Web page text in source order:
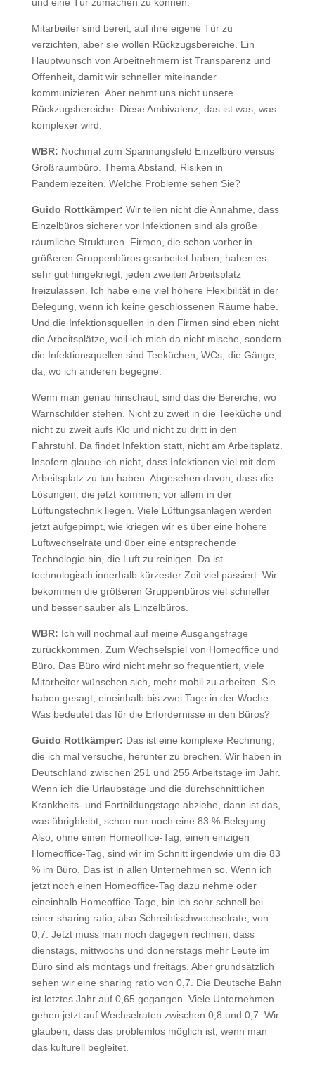
und eine Tür zumachen zu können.
Mitarbeiter sind bereit, auf ihre eigene Tür zu
verzichten, aber sie wollen Rückzugsbereiche. Ein
Hauptwunsch von Arbeitnehmern ist Transparenz und
Offenheit, damit wir schneller miteinander
kommunizieren. Aber nehmt uns nicht unsere
Rückzugsbereiche. Diese Ambivalenz, das ist was, was
komplexer wird.
WBR: Nochmal zum Spannungsfeld Einzelbüro versus
Großraumbüro. Thema Abstand, Risiken in
Pandemiezeiten. Welche Probleme sehen Sie?
Guido Rottkämper: Wir teilen nicht die Annahme, dass
Einzelbüros sicherer vor Infektionen sind als große
räumliche Strukturen. Firmen, die schon vorher in
größeren Gruppenbüros gearbeitet haben, haben es
sehr gut hingekriegt, jeden zweiten Arbeitsplatz
freizulassen. Ich habe eine viel höhere Flexibilität in der
Belegung, wenn ich keine geschlossenen Räume habe.
Und die Infektionsquellen in den Firmen sind eben nicht
die Arbeitsplätze, weil ich mich da nicht mische, sondern
die Infektionsquellen sind Teeküchen, WCs, die Gänge,
da, wo ich anderen begegne.
Wenn man genau hinschaut, sind das die Bereiche, wo
Warnschilder stehen. Nicht zu zweit in die Teeküche und
nicht zu zweit aufs Klo und nicht zu dritt in den
Fahrstuhl. Da findet Infektion statt, nicht am Arbeitsplatz.
Insofern glaube ich nicht, dass Infektionen viel mit dem
Arbeitsplatz zu tun haben. Abgesehen davon, dass die
Lösungen, die jetzt kommen, vor allem in der
Lüftungstechnik liegen. Viele Lüftungsanlagen werden
jetzt aufgepimpt, wie kriegen wir es über eine höhere
Luftwechselrate und über eine entsprechende
Technologie hin, die Luft zu reinigen. Da ist
technologisch innerhalb kürzester Zeit viel passiert. Wir
bekommen die größeren Gruppenbüros viel schneller
und besser sauber als Einzelbüros.
WBR: Ich will nochmal auf meine Ausgangsfrage
zurückkommen. Zum Wechselspiel von Homeoffice und
Büro. Das Büro wird nicht mehr so frequentiert, viele
Mitarbeiter wünschen sich, mehr mobil zu arbeiten. Sie
haben gesagt, eineinhalb bis zwei Tage in der Woche.
Was bedeutet das für die Erfordernisse in den Büros?
Guido Rottkämper: Das ist eine komplexe Rechnung,
die ich mal versuche, herunter zu brechen. Wir haben in
Deutschland zwischen 251 und 255 Arbeitstage im Jahr.
Wenn ich die Urlaubstage und die durchschnittlichen
Krankheits- und Fortbildungstage abziehe, dann ist das,
was übrigbleibt, schon nur noch eine 83 %-Belegung.
Also, ohne einen Homeoffice-Tag, einen einzigen
Homeoffice-Tag, sind wir im Schnitt irgendwie um die 83
% im Büro. Das ist in allen Unternehmen so. Wenn ich
jetzt noch einen Homeoffice-Tag dazu nehme oder
eineinhalb Homeoffice-Tage, bin ich sehr schnell bei
einer sharing ratio, also Schreibtischwechselrate, von
0,7. Jetzt muss man noch dagegen rechnen, dass
dienstags, mittwochs und donnerstags mehr Leute im
Büro sind als montags und freitags. Aber grundsätzlich
sehen wir eine sharing ratio von 0,7. Die Deutsche Bahn
ist letztes Jahr auf 0,65 gegangen. Viele Unternehmen
gehen jetzt auf Wechselraten zwischen 0,8 und 0,7. Wir
glauben, dass das problemlos möglich ist, wenn man
das kulturell begleitet.